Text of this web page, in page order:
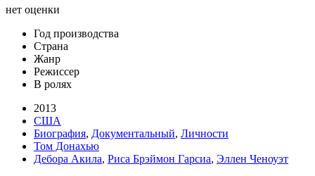
нет оценки
Год производства
Страна
Жанр
Режиссер
В ролях
2013
США
Биография, Документальный, Личности
Том Донахью
Дебора Акила, Риса Брэймон Гарсиа, Эллен Ченоуэт